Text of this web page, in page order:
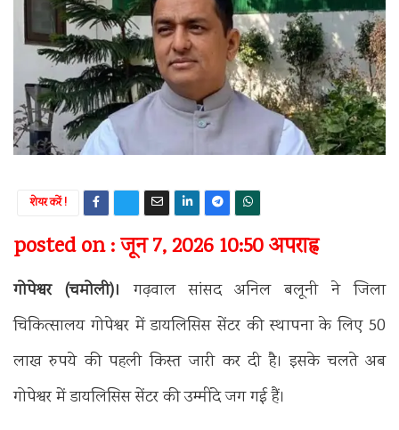
शेयर करें !
posted on : जून 7, 2026 10:50 अपराह्न
गोपेश्वर (चमोली)। गढ़वाल सांसद अनिल बलूनी ने जिला
चिकित्सालय गोपेश्वर में डायलिसिस सेंटर की स्थापना के लिए 50
लाख रुपये की पहली किस्त जारी कर दी है। इसके चलते अब
गोपेश्वर में डायलिसिस सेंटर की उम्मींदे जग गई हैं।